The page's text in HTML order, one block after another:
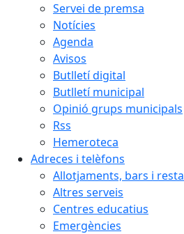
Servei de premsa
Notícies
Agenda
Avisos
Butlletí digital
Butlletí municipal
Opinió grups municipals
Rss
Hemeroteca
Adreces i telèfons
Allotjaments, bars i
Altres serveis
Centres educatius
Emergències